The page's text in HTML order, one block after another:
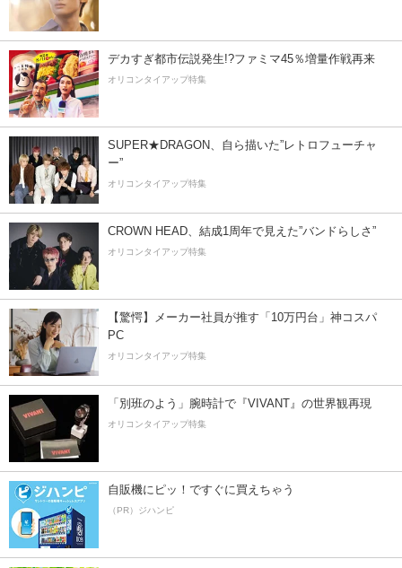
デカすぎ都市伝説発生!?ファミマ45％増量作戦再来
オリコンタイアップ特集
SUPER★DRAGON、自ら描いた”レトロフューチャ
ー”
オリコンタイアップ特集
CROWN HEAD、結成1周年で見えた”バンドらしさ”
オリコンタイアップ特集
【驚愕】メーカー社員が推す「10万円台」神コスパ
PC
オリコンタイアップ特集
「別班のよう」腕時計で『VIVANT』の世界観再現
オリコンタイアップ特集
自販機にピッ！ですぐに買えちゃう
（PR）ジハンピ